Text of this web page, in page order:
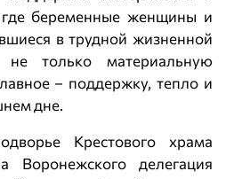
где беременные женщины и
в трудной жизненной
не только материальную
– поддержку, тепло и
дне.
Крестового храма
Воронежского делегация